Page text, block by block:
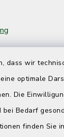
dass wir
optimale
Die
Bedarf
finden Sie